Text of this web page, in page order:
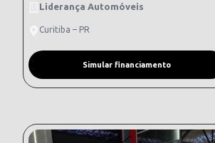
Liderança Automóveis
Curitiba – PR
Simular financiamento